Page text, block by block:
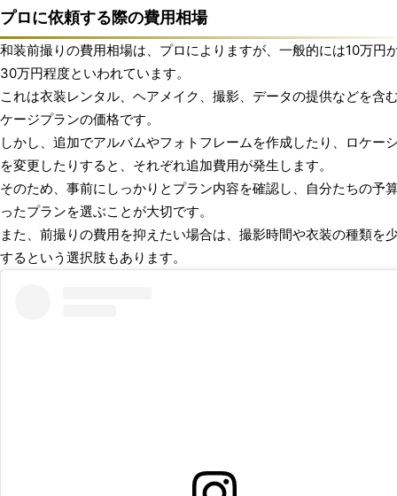
プロに依頼する際の費用相場
和装前撮りの費用相場は、プロによりますが、一般的には10万円
30万円程度といわれています。
これは衣装レンタル、ヘアメイク、撮影、データの提供などを含
ケージプランの価格です。
しかし、追加でアルバムやフォトフレームを作成したり、ロケー
を変更したりすると、それぞれ追加費用が発生します。
そのため、事前にしっかりとプラン内容を確認し、自分たちの予
ったプランを選ぶことが大切です。
また、前撮りの費用を抑えたい場合は、撮影時間や衣装の種類を
するという選択肢もあります。